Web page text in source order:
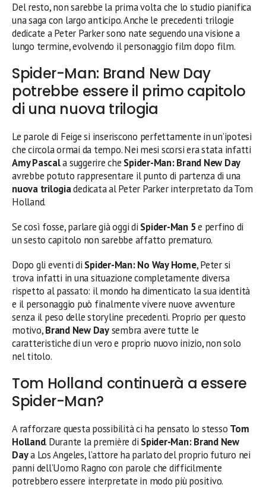
Del resto, non sarebbe la prima volta che lo studio pianifica
una saga con largo anticipo. Anche le precedenti trilogie
dedicate a Peter Parker sono nate seguendo una visione a
lungo termine, evolvendo il personaggio film dopo film.
Spider-Man: Brand New Day
potrebbe essere il primo capitolo
di una nuova trilogia
Le parole di Feige si inseriscono perfettamente in un’ipotesi
che circola ormai da tempo. Nei mesi scorsi era stata infatti
Amy Pascala suggerire che Spider-Man: Brand New Day
avrebbe potuto rappresentare il punto di partenza di una
nuova trilogiadedicata al Peter Parker interpretato da Tom
Holland.
Se così fosse, parlare già oggi di Spider-Man 5e perfino di
un sesto capitolo non sarebbe affatto prematuro.
Dopo gli eventi di Spider-Man: No Way Home, Peter si
trova infatti in una situazione completamente diversa
rispetto al passato: il mondo ha dimenticato la sua identità
e il personaggio può finalmente vivere nuove avventure
senza il peso delle storyline precedenti. Proprio per questo
motivo,Brand New Daysembra avere tutte le
caratteristiche di un vero e proprio nuovo inizio, non solo
nel titolo.
Tom Holland continuerà a essere
Spider-Man?
A rafforzare questa possibilità ci ha pensato lo stesso Tom
Holland. Durante la première di Spider-Man: Brand New
Daya Los Angeles, l’attore ha parlato del proprio futuro nei
panni dell’Uomo Ragno con parole che difficilmente
potrebbero essere interpretate in modo più positivo.